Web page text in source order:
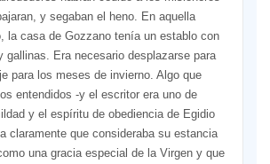
y segaban el heno. En aquella
la casa de Gozzano tenía un establo con
gallinas. Era necesario desplazarse para
para los meses de invierno. Algo que
entendidos -y el escritor era uno de
y el espíritu de obediencia de Egidio
claramente que consideraba su estancia
una gracia especial de la Virgen y que